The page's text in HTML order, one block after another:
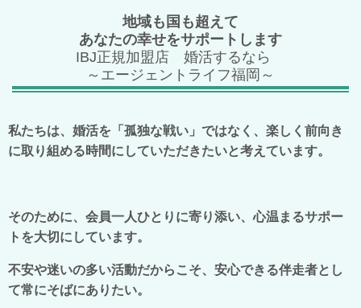
地域も国も超えて
あなたの幸せをサポートします
IBJ正規加盟店 婚活するなら
～エージェントライフ福岡～
私たちは、婚活を「孤独な戦い」ではなく、楽しく前向き
に取り組める時間にしていただきたいと考えています。
そのために、会員一人ひとりに寄り添い、心温まるサポー
トを大切にしています。
不安や迷いの多い活動だからこそ、安心できる伴走者とし
て常にそばにありたい。